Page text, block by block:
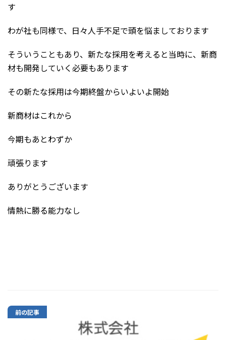
す
わが社も同様で、日々人手不足で頭を悩ましております
そういうこともあり、新たな採用を考えると当時に、新商
材も開発していく必要もあります
その新たな採用は今期終盤からいよいよ開始
新商材はこれから
今期もあとわずか
頑張ります
ありがとうございます
情熱に勝る能力なし
前の記事